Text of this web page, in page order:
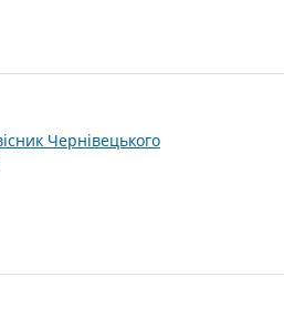
Чернівецького